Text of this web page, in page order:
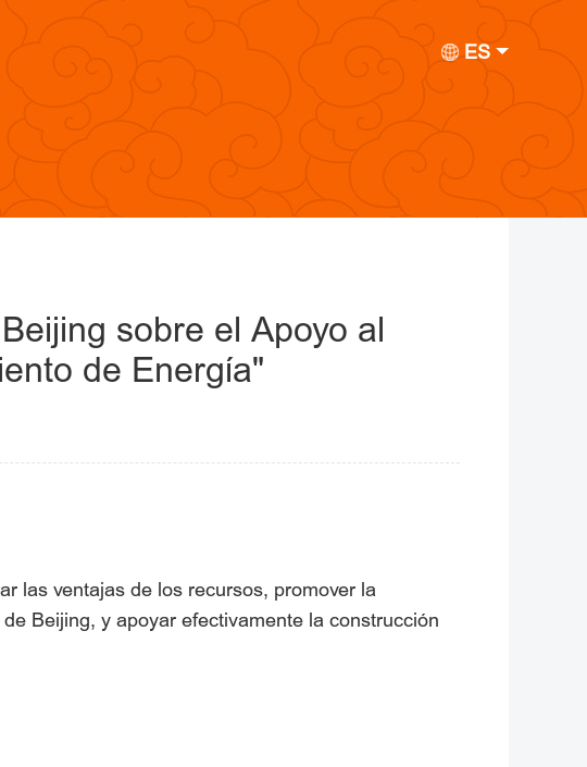
ES
sobre el Apoyo al
de Energía"
las ventajas de los recursos, promover la
Beijing, y apoyar efectivamente la construcción